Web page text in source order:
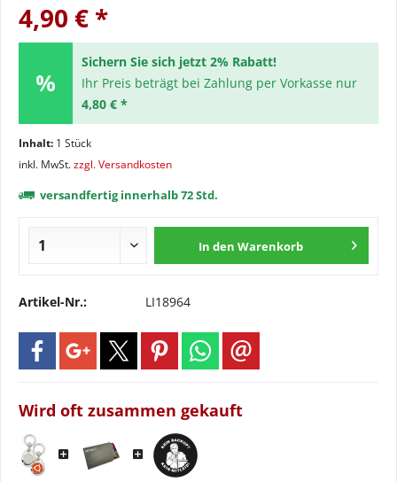
4,90 € *
Sichern Sie sich jetzt 2% Rabatt!
Ihr Preis beträgt bei Zahlung per Vorkasse nur
4,80 € *
Inhalt: 1 Stück
inkl. MwSt.zzgl. Versandkosten
versandfertig innerhalb 72 Std.
In den Warenkorb
Artikel-Nr.: LI18964
Wird oft zusammen gekauft